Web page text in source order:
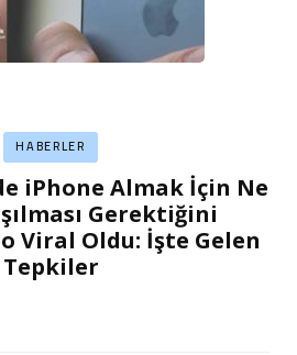
HABERLER
iPhone Almak İçin Ne
Gerektiğini
Viral Oldu: İşte Gelen
Tepkiler